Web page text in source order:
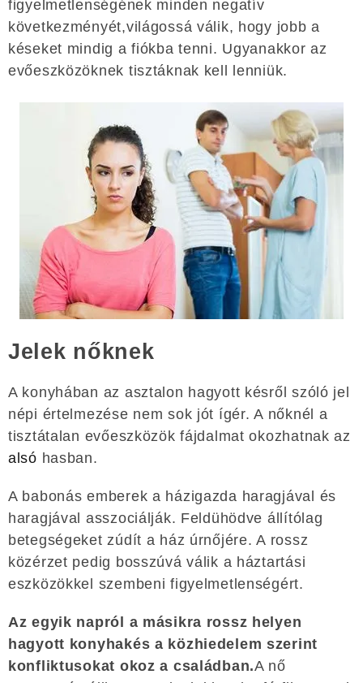
figyelmetlenségének minden negatív
következményét,világossá válik, hogy jobb a
késeket mindig a fiókba tenni. Ugyanakkor az
evőeszközöknek tisztáknak kell lenniük.
Jelek nőknek
A konyhában az asztalon hagyott késről szóló jel
népi értelmezése nem sok jót ígér. A nőknél a
tisztátalan evőeszközök fájdalmat okozhatnak az
alsó hasban.
A babonás emberek a házigazda haragjával és
haragjával asszociálják. Feldühödve állítólag
betegségeket zúdít a ház úrnőjére. A rossz
közérzet pedig bosszúvá válik a háztartási
eszközökkel szembeni figyelmetlenségért.
Az egyik napról a másikra rossz helyen
hagyott konyhakés a közhiedelem szerint
konfliktusokat okoz a családban.A nő